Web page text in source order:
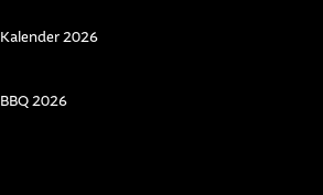
Kalender 2026
BBQ 2026